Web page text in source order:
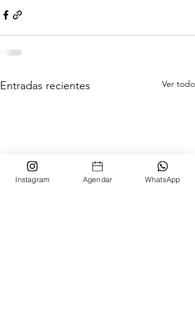
Entradas recientes Ver todo
Instagram Agendar WhatsApp